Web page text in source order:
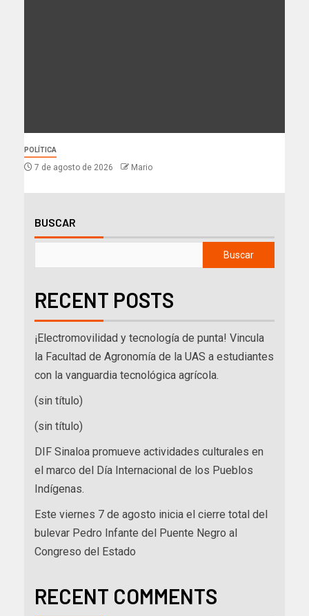
POLÍTICA
7 de agosto de 2026 Mario
BUSCAR
Buscar
RECENT POSTS
¡Electromovilidad y tecnología de punta! Vincula
la Facultad de Agronomía de la UAS a estudiantes
con la vanguardia tecnológica agrícola.
(sin título)
(sin título)
DIF Sinaloa promueve actividades culturales en
el marco del Día Internacional de los Pueblos
Indígenas.
Este viernes 7 de agosto inicia el cierre total del
bulevar Pedro Infante del Puente Negro al
Congreso del Estado
RECENT COMMENTS